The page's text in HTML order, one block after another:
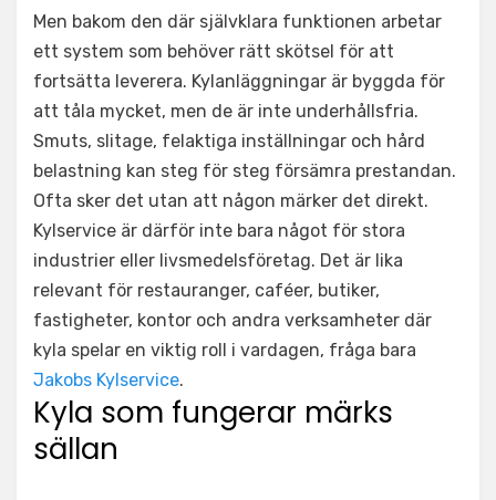
Men bakom den där självklara funktionen arbetar
ett system som behöver rätt skötsel för att
fortsätta leverera. Kylanläggningar är byggda för
att tåla mycket, men de är inte underhållsfria.
Smuts, slitage, felaktiga inställningar och hård
belastning kan steg för steg försämra prestandan.
Ofta sker det utan att någon märker det direkt.
Kylservice är därför inte bara något för stora
industrier eller livsmedelsföretag. Det är lika
relevant för restauranger, caféer, butiker,
fastigheter, kontor och andra verksamheter där
kyla spelar en viktig roll i vardagen, fråga bara
Jakobs Kylservice.
Kyla som fungerar märks
sällan